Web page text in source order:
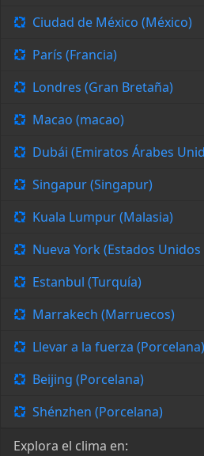
Ciudad de México (México)
París (Francia)
Londres (Gran Bretaña)
Macao (macao)
Dubái (Emiratos Árabes
Singapur (Singapur)
Kuala Lumpur (Malasia)
Nueva York (Estados
Estanbul (Turquía)
Marrakech (Marruecos)
Llevar a la fuerza (Porcelana)
Beijing (Porcelana)
Shénzhen (Porcelana)
Explora el clima en: